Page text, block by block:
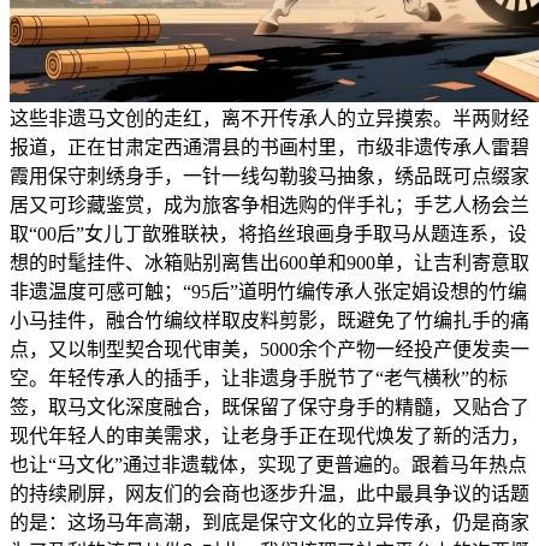
这些非遗马文创的走红，离不开传承人的立异摸索。半两财经
报道，正在甘肃定西通渭县的书画村里，市级非遗传承人雷碧
霞用保守刺绣身手，一针一线勾勒骏马抽象，绣品既可点缀家
居又可珍藏鉴赏，成为旅客争相选购的伴手礼；手艺人杨会兰
取“00后”女儿丁歆雅联袂，将掐丝琅画身手取马从题连系，设
想的时髦挂件、冰箱贴别离售出600单和900单，让吉利寄意取
非遗温度可感可触；“95后”道明竹编传承人张定娟设想的竹编
小马挂件，融合竹编纹样取皮料剪影，既避免了竹编扎手的痛
点，又以制型契合现代审美，5000余个产物一经投产便发卖一
空。年轻传承人的插手，让非遗身手脱节了“老气横秋”的标
签，取马文化深度融合，既保留了保守身手的精髓，又贴合了
现代年轻人的审美需求，让老身手正在现代焕发了新的活力，
也让“马文化”通过非遗载体，实现了更普遍的。跟着马年热点
的持续刷屏，网友们的会商也逐步升温，此中最具争议的话题
的是：这场马年高潮，到底是保守文化的立异传承，仍是商家